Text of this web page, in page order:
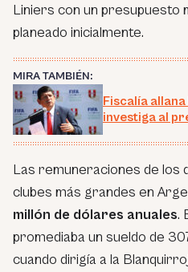
Liniers con un presupuesto
planeado inicialmente.
MIRA TAMBIÉN:
Fiscalía
investiga al
Las remuneraciones de
clubes más grandes en
millón de dólares anuales.
promediaba un sueldo de
cuando dirigía a la